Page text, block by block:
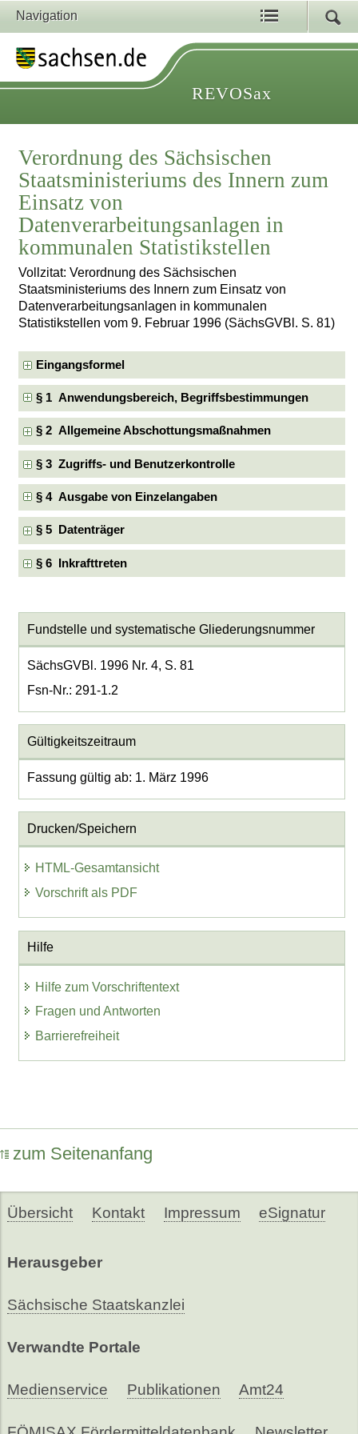
Navigation
REVOSax
Verordnung des Sächsischen
Staatsministeriums des Innern zum
Einsatz von
Datenverarbeitungsanlagen in
kommunalen Statistikstellen
Vollzitat: Verordnung des Sächsischen
Staatsministeriums des Innern zum Einsatz von
Datenverarbeitungsanlagen in kommunalen
Statistikstellen vom 9. Februar 1996 (SächsGVBl. S. 81)
Eingangsformel
§ 1 Anwendungsbereich, Begriffsbestimmungen
§ 2 Allgemeine Abschottungsmaßnahmen
§ 3 Zugriffs- und Benutzerkontrolle
§ 4 Ausgabe von Einzelangaben
§ 5 Datenträger
§ 6 Inkrafttreten
Fundstelle und systematische Gliederungsnummer
SächsGVBl. 1996 Nr. 4, S. 81
Fsn-Nr.: 291-1.2
Gültigkeitszeitraum
Fassung gültig ab: 1. März 1996
Drucken/Speichern
HTML-Gesamtansicht
Vorschrift als PDF
Hilfe
Hilfe zum Vorschriftentext
Fragen und Antworten
Barrierefreiheit
zum Seitenanfang
Übersicht Kontakt Impressum eSignatur
Herausgeber
Sächsische Staatskanzlei
Verwandte Portale
Medienservice Publikationen Amt24